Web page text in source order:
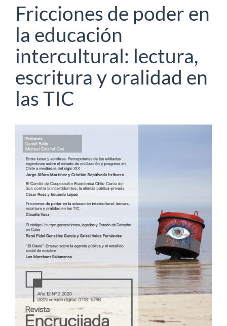
Fricciones de poder en
la educación
intercultural: lectura,
escritura y oralidad en
las TIC
Barra
lateral
del
artículo